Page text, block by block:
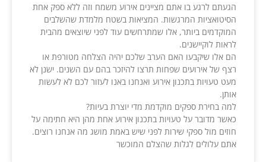
הגעתם לרגע בו אתם מציינים אירוע משמח וזה ללא ספק אחת
הסיטואציות המרגשות. המציאות בשטח מלמדת שהשלבים
המוקדמים ביותר, אלו שמתרחשים עוד לפני שיוצאים מהבית
לראות לוקיישנים.
הם אלו שיקבעו האם הערב שלכם יהיה הצלחה מטורפת או
רצף של אירועים שפחות תרצו להיזכר בהם עם השנים. ישנן לא
מעט טעויות בתכנון אירוע ואנחנו באנו לעזור לכם לא לעשות
אותן.
למה בחירת ספקים מוקדמת מדי יוצרת בעיות?
כאשר מדובר על טעויות בתכנון אירוע אחת מהן היא חתימה על
חוזים מול ספקי שירות לפני שיש באמת מושג מה אנחנו רוצים.
אתם עלולים לגלות שהצלם המוכשר